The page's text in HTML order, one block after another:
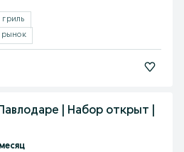
рынок
| Набор открыт |